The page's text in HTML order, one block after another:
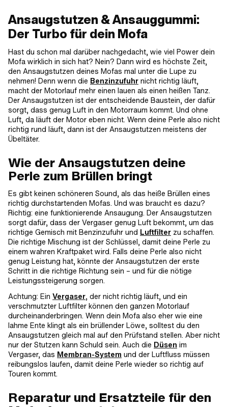
Ansaugstutzen & Ansauggummi:
Der Turbo für dein Mofa
Hast du schon mal darüber nachgedacht, wie viel Power dein
Mofa wirklich in sich hat? Nein? Dann wird es höchste Zeit,
den Ansaugstutzen deines Mofas mal unter die Lupe zu
nehmen! Denn wenn die Benzinzufuhr nicht richtig läuft,
macht der Motorlauf mehr einen lauen als einen heißen Tanz.
Der Ansaugstutzen ist der entscheidende Baustein, der dafür
sorgt, dass genug Luft in den Motorraum kommt. Und ohne
Luft, da läuft der Motor eben nicht. Wenn deine Perle also nicht
richtig rund läuft, dann ist der Ansaugstutzen meistens der
Übeltäter.
Wie der Ansaugstutzen deine
Perle zum Brüllen bringt
Es gibt keinen schöneren Sound, als das heiße Brüllen eines
richtig durchstartenden Mofas. Und was braucht es dazu?
Richtig: eine funktionierende Ansaugung. Der Ansaugstutzen
sorgt dafür, dass der Vergaser genug Luft bekommt, um das
richtige Gemisch mit Benzinzufuhr und Luftfilter zu schaffen.
Die richtige Mischung ist der Schlüssel, damit deine Perle zu
einem wahren Kraftpaket wird. Falls deine Perle also nicht
genug Leistung hat, könnte der Ansaugstutzen der erste
Schritt in die richtige Richtung sein – und für die nötige
Leistungssteigerung sorgen.
Achtung: Ein Vergaser, der nicht richtig läuft, und ein
verschmutzter Luftfilter können den ganzen Motorlauf
durcheinanderbringen. Wenn dein Mofa also eher wie eine
lahme Ente klingt als ein brüllender Löwe, solltest du den
Ansaugstutzen gleich mal auf den Prüfstand stellen. Aber nicht
nur der Stutzen kann Schuld sein. Auch die Düsen im
Vergaser, das Membran-System und der Luftfluss müssen
reibungslos laufen, damit deine Perle wieder so richtig auf
Touren kommt.
Reparatur und Ersatzteile für den